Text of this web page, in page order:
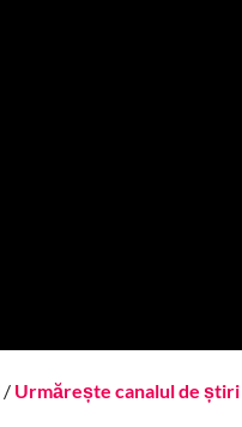
/ Urmărește canalul de